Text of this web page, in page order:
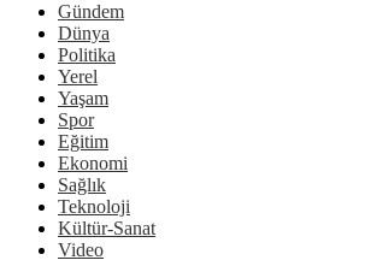
Gündem
Dünya
Politika
Yerel
Yaşam
Spor
Eğitim
Ekonomi
Sağlık
Teknoloji
Kültür-Sanat
Video